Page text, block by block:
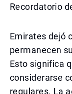
Recordatorio
Emirates dejó
permanecen
Esto significa
considerarse
regulares. La